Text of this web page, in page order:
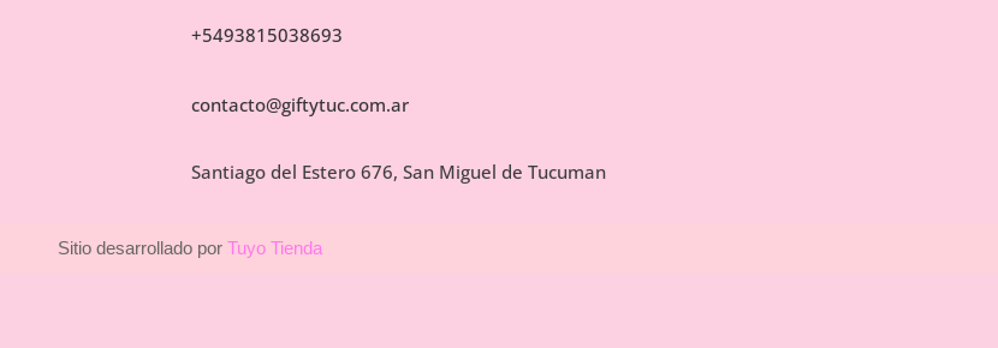
+5493815038693
contacto@giftytuc.com.ar
Santiago del Estero 676, San Miguel de Tucuman
Sitio desarrollado por Tuyo Tienda